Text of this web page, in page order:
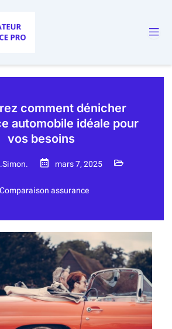
comment dénicher
automobile idéale pour
vos besoins
mars 7, 2025
Comparaison assurance